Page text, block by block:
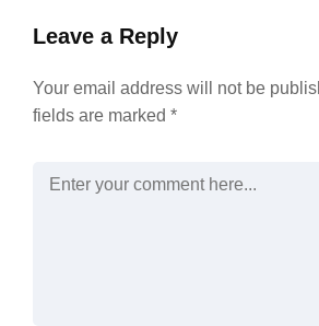
Leave a Reply
Your email address will not be
fields are marked *